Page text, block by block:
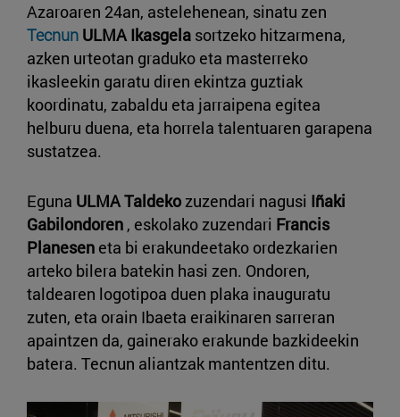
Azaroaren 24an, astelehenean, sinatu zen
Tecnun ULMA Ikasgela sortzeko hitzarmena,
azken urteotan graduko eta masterreko
ikasleekin garatu diren ekintza guztiak
koordinatu, zabaldu eta jarraipena egitea
helburu duena, eta horrela talentuaren garapena
sustatzea.
Eguna ULMA Taldeko zuzendari nagusi Iñaki
Gabilondoren , eskolako zuzendari Francis
Planesen eta bi erakundeetako ordezkarien
arteko bilera batekin hasi zen. Ondoren,
taldearen logotipoa duen plaka inauguratu
zuten, eta orain Ibaeta eraikinaren sarreran
apaintzen da, gainerako erakunde bazkideekin
batera. Tecnun aliantzak mantentzen ditu.